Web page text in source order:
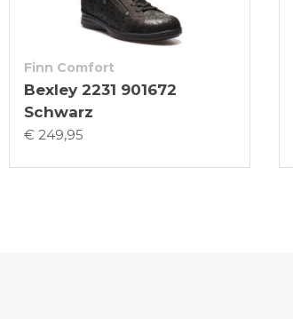
Finn Comfort
Bexley 2231 901672
Schwarz
€ 249,95